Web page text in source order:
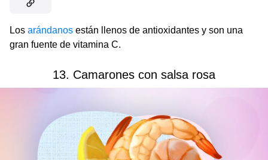
Los arándanos están llenos de antioxidantes y son una
gran fuente de vitamina C.
13. Camarones con salsa rosa